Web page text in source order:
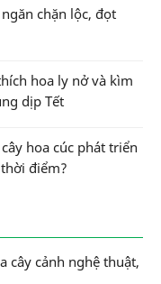
chặn lộc, đọt
hoa ly nở và kìm
dịp Tết
hoa cúc phát triển
điểm?
cây cảnh nghệ thuật,